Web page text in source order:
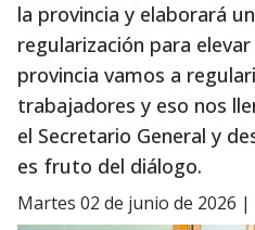
la provincia y elaborará
regularización para
provincia vamos a
trabajadores y eso nos
el Secretario General y
es fruto del diálogo.
martes 02 de junio de 2026 |